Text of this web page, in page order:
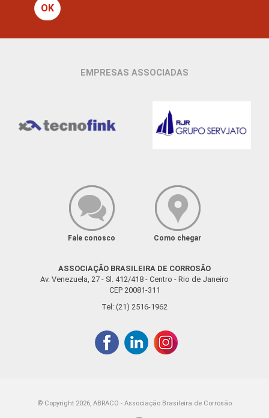
OK
EMPRESAS ASSOCIADAS
Fale conosco Como chegar
ASSOCIAÇÃO BRASILEIRA DE CORROSÃO
Av. Venezuela, 27 - Sl. 412/418 - Centro - Rio de Janeiro
CEP 20081-311
Tel: (21) 2516-1962
© Copyright 2026, ABRACO - Associação Brasileira de Corrosão